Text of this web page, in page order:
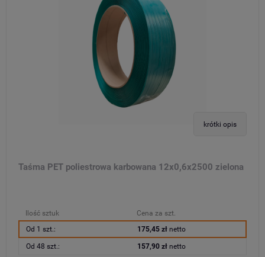
krótki opis
Taśma PET poliestrowa karbowana 12x0,6x2500 zielona
Ilość sztuk
Cena za szt.
Od 1 szt.:
175,45 złnetto
Od 48 szt.: 157,90 złnetto